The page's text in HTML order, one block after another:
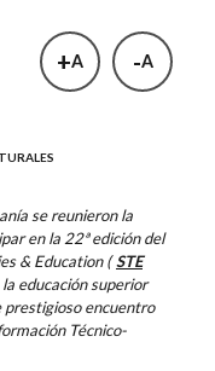
+A -A
se reunieron la
en la 22ª edición del
& Education ( STE
educación superior
prestigioso encuentro
Técnico-